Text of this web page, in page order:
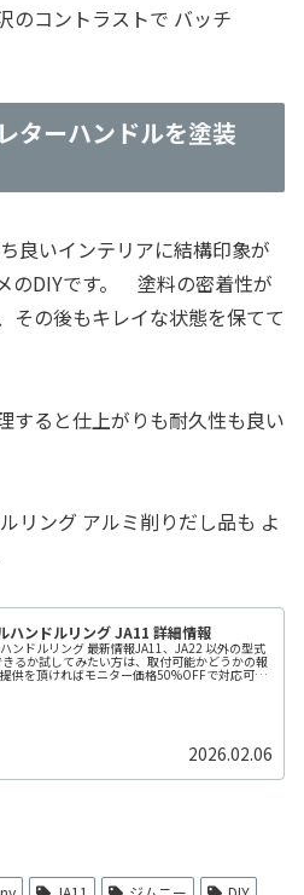
のコントラストで バッチ
ターハンドルを塗装
良いインテリアに結構印象が
のDIYです。 塗料の密着性が
その後もキレイな状態を保てて
すると仕上がりも耐久性も良い
リング アルミ削りだし品も よ
ハンドルリング JA11 詳細情報
ンドルリング 最新情報JA11、JA22 以外の型式
きるか試してみたい方は、取付可能かどうかの報
供を頂ければモニター価格50%OFFで対応可
不可で不要とのことなら返品、返金対応も可能
2026.02.06